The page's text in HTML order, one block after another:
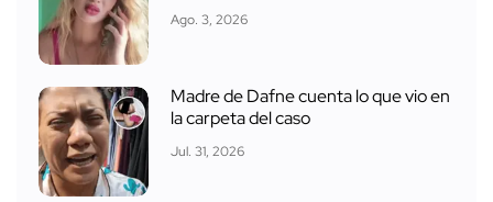
Ago. 3, 2026
Madre de Dafne cuenta lo que vio en
la carpeta del caso
Jul. 31, 2026